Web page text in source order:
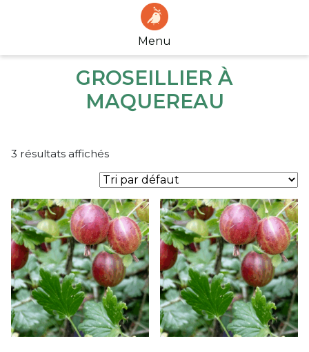
Menu
GROSEILLIER À
MAQUEREAU
3 résultats affichés